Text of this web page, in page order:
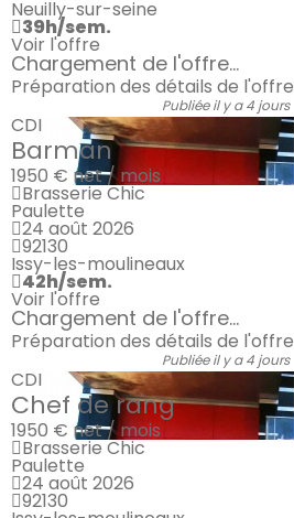
Neuilly-sur-seine
39h/sem.
Voir l'offre
Chargement de l'offre...
Préparation des détails de l'offre
Publiée il y a 4 jours
CDI
Barman
1950 € net / mois
Brasserie Chic
Paulette
24 août 2026
92130
Issy-les-moulineaux
42h/sem.
Voir l'offre
Chargement de l'offre...
Préparation des détails de l'offre
Publiée il y a 4 jours
CDI
Chef de rang
1950 € net / mois
Brasserie Chic
Paulette
24 août 2026
92130